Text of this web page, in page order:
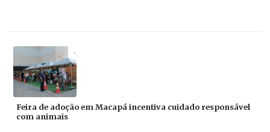
Feira de adoção em Macapá incentiva cuidado responsável
com animais